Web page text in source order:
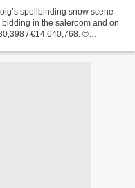
spellbinding snow scene
in the saleroom and on
/ €14,640,768. ©